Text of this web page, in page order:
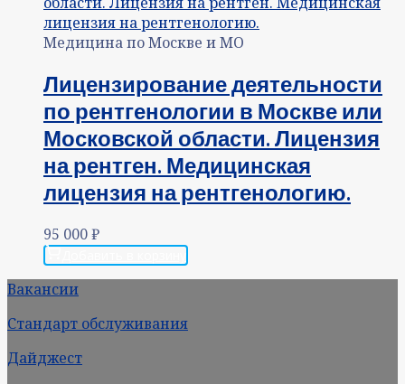
Медицина по Москве и МО
Лицензирование деятельности
по рентгенологии в Москве или
Московской области. Лицензия
на рентген. Медицинская
лицензия на рентгенологию.
95 000₽
Вакансии
Стандарт обслуживания
Дайджест